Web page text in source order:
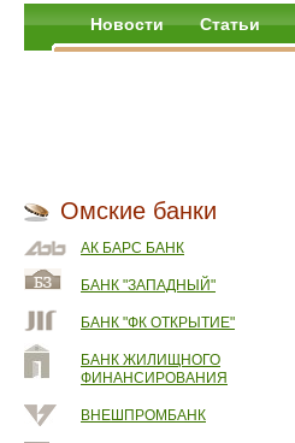
Новости Статьи
Омские банки
АК БАРС БАНК
БАНК "ЗАПАДНЫЙ"
БАНК "ФК ОТКРЫТИЕ"
БАНК ЖИЛИЩНОГО
ФИНАНСИРОВАНИЯ
ВНЕШПРОМБАНК